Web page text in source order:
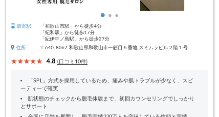
最寄駅
「和歌山市駅」から徒歩4分
「紀和駅」から徒歩17分
「紀伊中ノ島駅」から徒歩27分
住所
〒640-8067 和歌山県和歌山市一筋目５番地 スミムラビル２階１号
4.8 (口コミ10件)
「SPL」方式を採用しているため、痛みや肌トラブルが少なく、スピ
ーディーで確実
肌状態のチェックから脱毛体験まで、初回カウンセリングでしっかり
とサポート